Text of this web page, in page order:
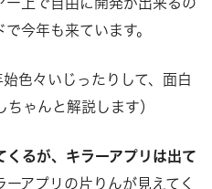
今年も来ています。
色々いじったりして、面白
ゃんと解説します）
くるが、キラーアプリは出て
ーアプリの片りんが見えてく